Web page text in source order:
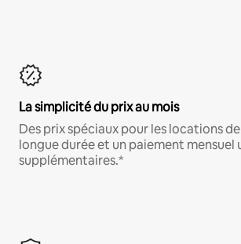
La simplicité du prix au mois
Des prix spéciaux pour les locations
longue durée et un paiement mensuel
supplémentaires.*